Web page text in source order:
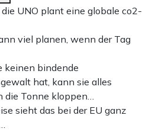
UNO plant eine globale co2-
viel planen, wenn der Tag
keinen bindende
hat, kann sie alles
die Tonne kloppen…
sieht das bei der EU ganz